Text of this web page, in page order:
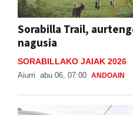
Sorabilla Trail,
nagusia
SORABILLAKO JAIAK 2026
Aiurri abu 06, 07:00 ANDOAIN